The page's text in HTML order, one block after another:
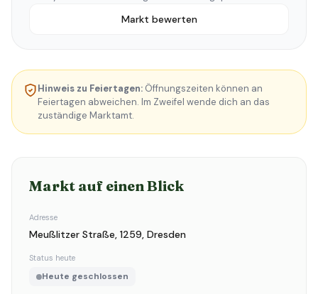
Markt bewerten
Hinweis zu Feiertagen: Öffnungszeiten können an
Feiertagen abweichen. Im Zweifel wende dich an das
zuständige Marktamt.
Markt auf einen Blick
Adresse
Meußlitzer Straße, 1259, Dresden
Status heute
Heute geschlossen